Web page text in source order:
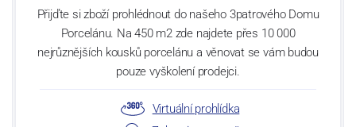
Přijďte si zboží prohlédnout do našeho 3patrového Domu
Porcelánu. Na 450 m2 zde najdete přes 10 000
nejrůznějších kousků porcelánu a věnovat se vám budou
pouze vyškolení prodejci.
Virtuální prohlídka